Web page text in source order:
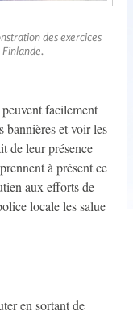
des exercices
facilement
bannières et voir les
de leur présence
à présent ce
aux efforts de
locale les salue
en sortant de